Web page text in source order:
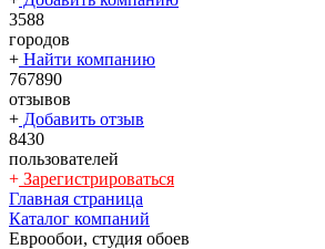
3588
городов
+ Найти компанию
767890
отзывов
+ Добавить отзыв
8430
пользователей
+ Зарегистрироваться
Главная страница
Каталог компаний
Еврообои, студия обоев